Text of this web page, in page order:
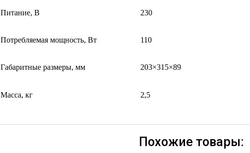
Питание, В 230
Потребляемая мощность, Вт 110
Габаритные размеры, мм 203×315×89
Масса, кг 2,5
Похожие товары: